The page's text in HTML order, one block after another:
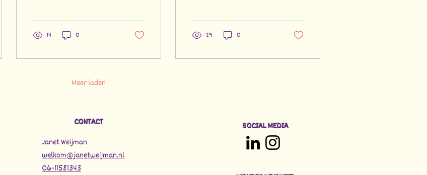
stroming brengen.
14 0 29 0
Meer laden
CONTACT
Janet Weijman
welkom@janetweijman.nl
06-11581343
SOCIAL MEDIA